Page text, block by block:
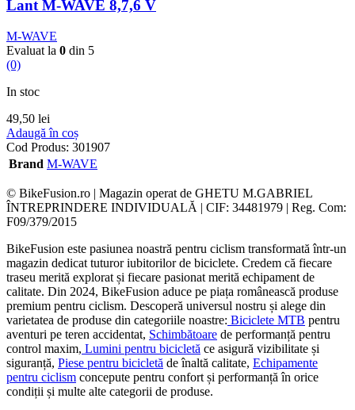
Lant M-WAVE 8,7,6 V
M-WAVE
Evaluat la 0 din 5
(0)
In stoc
49,50 lei
Adaugă în coș
Cod Produs: 301907
Brand M-WAVE
© BikeFusion.ro | Magazin operat de GHETU M.GABRIEL
ÎNTREPRINDERE INDIVIDUALĂ | CIF: 34481979 | Reg. Com:
F09/379/2015
BikeFusion este pasiunea noastră pentru ciclism transformată într-un
magazin dedicat tuturor iubitorilor de biciclete. Credem că fiecare
traseu merită explorat și fiecare pasionat merită echipament de
calitate. Din 2024, BikeFusion aduce pe piața românească produse
premium pentru ciclism. Descoperă universul nostru și alege din
varietatea de produse din categoriile noastre: Biciclete MTB pentru
aventuri pe teren accidentat, Schimbătoare de performanță pentru
control maxim, Lumini pentru bicicletă ce asigură vizibilitate și
siguranță, Piese pentru bicicletă de înaltă calitate, Echipamente
pentru ciclism concepute pentru confort și performanță în orice
condiții și multe alte categorii de produse.